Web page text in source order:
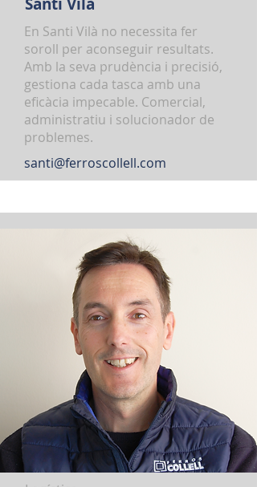
En Santi Vilà no necessita fer
soroll per aconseguir resultats.
Amb la seva prudència i precisió,
gestiona cada tasca amb una
eficàcia impecable. Comercial,
administratiu i solucionador de
problemes.
santi@ferroscollell.com